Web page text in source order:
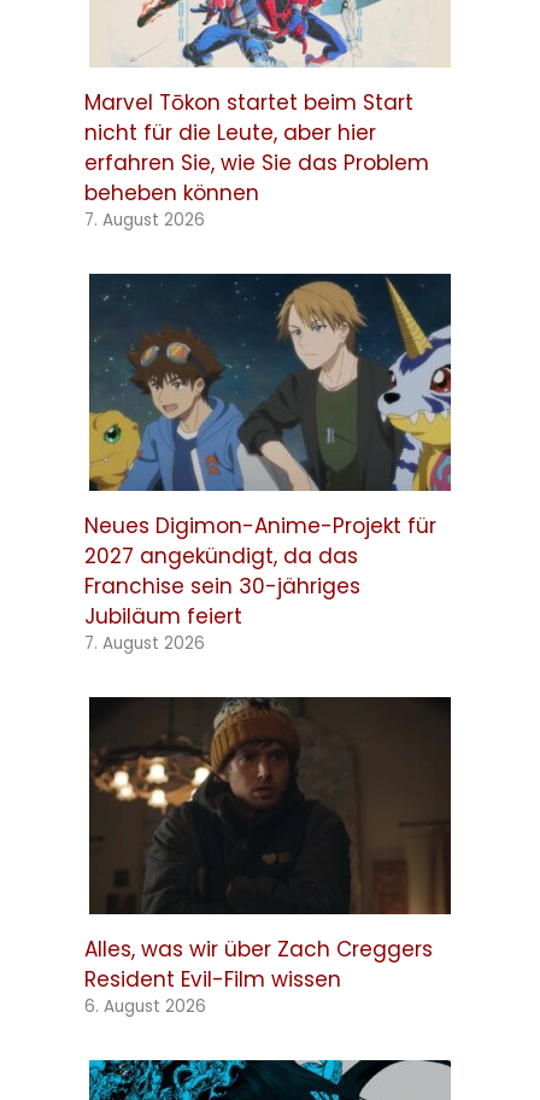
Marvel Tōkon startet beim Start
nicht für die Leute, aber hier
erfahren Sie, wie Sie das Problem
beheben können
7. August 2026
Neues Digimon-Anime-Projekt für
2027 angekündigt, da das
Franchise sein 30-jähriges
Jubiläum feiert
7. August 2026
Alles, was wir über Zach Creggers
Resident Evil-Film wissen
6. August 2026